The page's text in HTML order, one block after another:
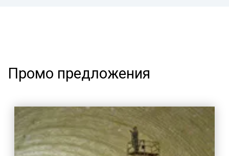
Промо предложения